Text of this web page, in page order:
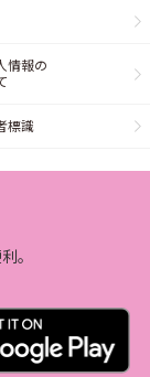
情報の
標識
。